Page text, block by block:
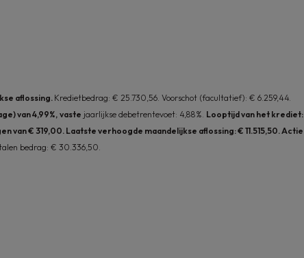
aflossing.Kredietbedrag: € 25.730,56. Voorschot (facultatief): € 6.259,44.
van 4,99%, vaste jaarlijkse debetrentevoet: 4,88%. Looptijd van het krediet:
van € 319,00. Laatste verhoogde maandelijkse aflossing: € 11.515,50. Actie
bedrag: € 30.336,50.